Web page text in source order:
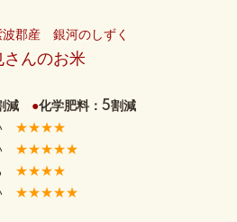
波郡産 銀河のしずく
さんのお米
減 ●化学肥料：5割減
★★★★
★★★★★
★★★★
★★★★★